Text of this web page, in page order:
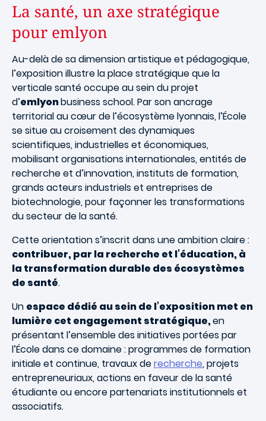
La santé, un axe stratégique
pour emlyon
Au-delà de sa dimension artistique et pédagogique,
l’exposition illustre la place stratégique que la
verticale santé occupe au sein du projet
d’emlyonbusiness school. Par son ancrage
territorial au cœur de l’écosystème lyonnais, l’École
se situe au croisement des dynamiques
scientifiques, industrielles et économiques,
mobilisant organisations internationales, entités de
recherche et d’innovation, instituts de formation,
grands acteurs industriels et entreprises de
biotechnologie, pour façonner les transformations
du secteur de la santé.
Cette orientation s’inscrit dans une ambition claire :
contribuer, par la recherche et l’éducation, à
la transformation durable des écosystèmes
de santé.
Un espace dédié au sein de l’exposition met en
lumière cet engagement stratégique,en
présentant l’ensemble des initiatives portées par
l’École dans ce domaine : programmes de formation
initiale et continue, travaux derecherche, projets
entrepreneuriaux, actions en faveur de la santé
étudiante ou encore partenariats institutionnels et
associatifs.